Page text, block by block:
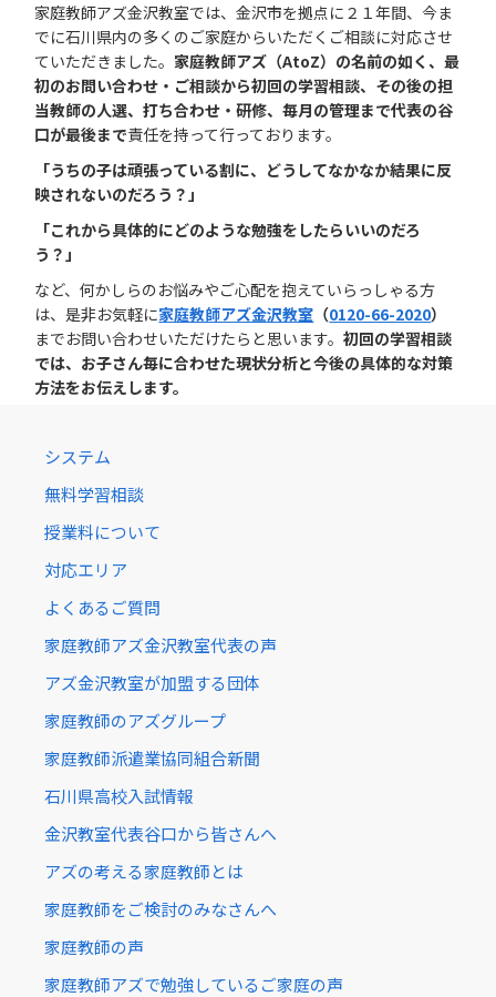
家庭教師アズ金沢教室では、金沢市を拠点に２１年間、今ま
でに石川県内の多くのご家庭からいただくご相談に対応させ
ていただきました。 家庭教師アズ（AtoZ）の名前の如く、最
初のお問い合わせ・ご相談から初回の学習相談、その後の担
当教師の人選、打ち合わせ・研修、毎月の管理まで代表の谷
口が最後まで責任を持って行っております。
「うちの子は頑張っている割に、どうしてなかなか結果に反
映されないのだろう？」
「これから具体的にどのような勉強をしたらいいのだろ
う？」
など、何かしらのお悩みやご心配を抱えていらっしゃる方
は、是非お気軽に家庭教師アズ金沢教室 （0120-66-2020）
までお問い合わせいただけたらと思います。初回の学習相談
では、お子さん毎に合わせた現状分析と今後の具体的な対策
方法をお伝えします。
システム
無料学習相談
授業料について
対応エリア
よくあるご質問
家庭教師アズ金沢教室代表の声
アズ金沢教室が加盟する団体
家庭教師のアズグループ
家庭教師派遣業協同組合新聞
石川県高校入試情報
金沢教室代表谷口から皆さんへ
アズの考える家庭教師とは
家庭教師をご検討のみなさんへ
家庭教師の声
家庭教師アズで勉強しているご家庭の声